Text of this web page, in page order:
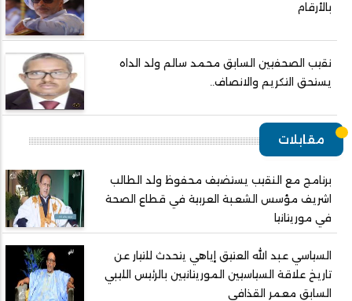
بالأرقام
نقيب الصحفيين السابق محمد سالم ولد الداه
يستحق التكريم والانصاف..
مقابلات
برنامج مع النقيب يستضيف محفوظ ولد الطالب
اشريف مؤسس الشعبة العربية في قطاع الصحة
في موريتانيا
السياسي عبد الله العتيق إياهي يتحدث للتيار عن
تاريخ علاقة السياسيين الموريتانيين بالرئيس الليبي
السابق معمر القذافي